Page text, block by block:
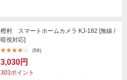
樫村 スマートホームカメラ KJ-182 [無線 /
暗視対応]
(58)
3,030円
303ポイント